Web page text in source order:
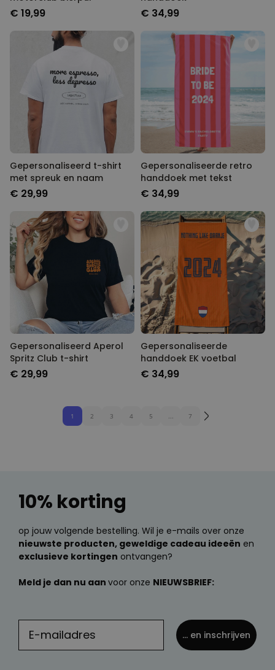
€ 19,99 € 34,99
Gepersonaliseerd t-shirt
met spreuk en naam
€ 29,99
Gepersonaliseerde retro
handdoek met tekst
€ 34,99
Gepersonaliseerd Aperol
Spritz Club t-shirt
€ 29,99
Gepersonaliseerde
handdoek EK voetbal
€ 34,99
1 2 3 4 5 ... 7
10% korting
op jouw volgende bestelling. Wil je e-mails over onze
nieuwste producten, geweldige cadeau ideeën en
exclusieve kortingen ontvangen?
Meld je dan nu aan voor onze NIEUWSBRIEF:
... en inschrijven